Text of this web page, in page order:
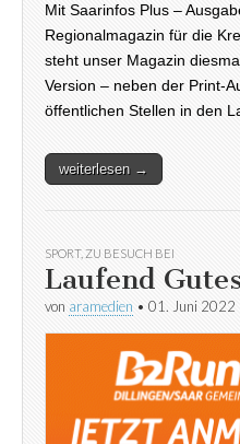
Mit Saarinfos Plus –
Regionalmagazin für die
steht unser Magazin
Version – neben der Print-
öffentlichen Stellen in den
weiterlesen →
SPORT, ZU BESUCH BEI
Laufend
von aramedien • 01. Juni 2022